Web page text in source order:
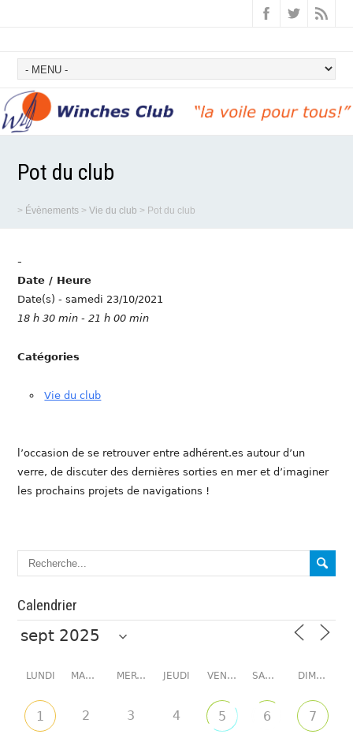
Pot du club
> Évènements >Vie du club > Pot du club
-
Date / Heure
Date(s) - samedi 23/10/2021
18 h 30 min - 21 h 00 min
Catégories
Vie du club
l’occasion de se retrouver entre adhérent.es autour d’un
verre, de discuter des dernières sorties en mer et d’imaginer
les prochains projets de navigations !
Calendrier
LUNDI MARDI MERCREDI JEUDI VENDREDI SAMEDI DIMANCHE
1 2 3 4 5 6 7